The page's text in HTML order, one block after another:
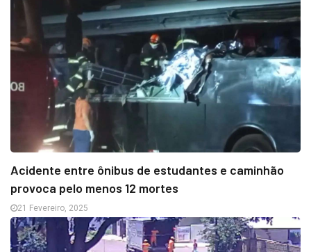
Acidente entre ônibus de estudantes e caminhão
provoca pelo menos 12 mortes
21 Fevereiro, 2025